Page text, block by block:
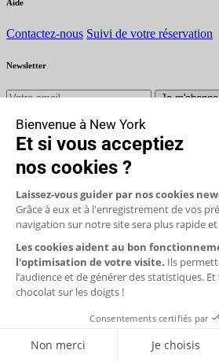
Aide
Contactez-nous Suivi de votre réservation
Newsletter
Je m'abonne
Moyens de paiement
eur